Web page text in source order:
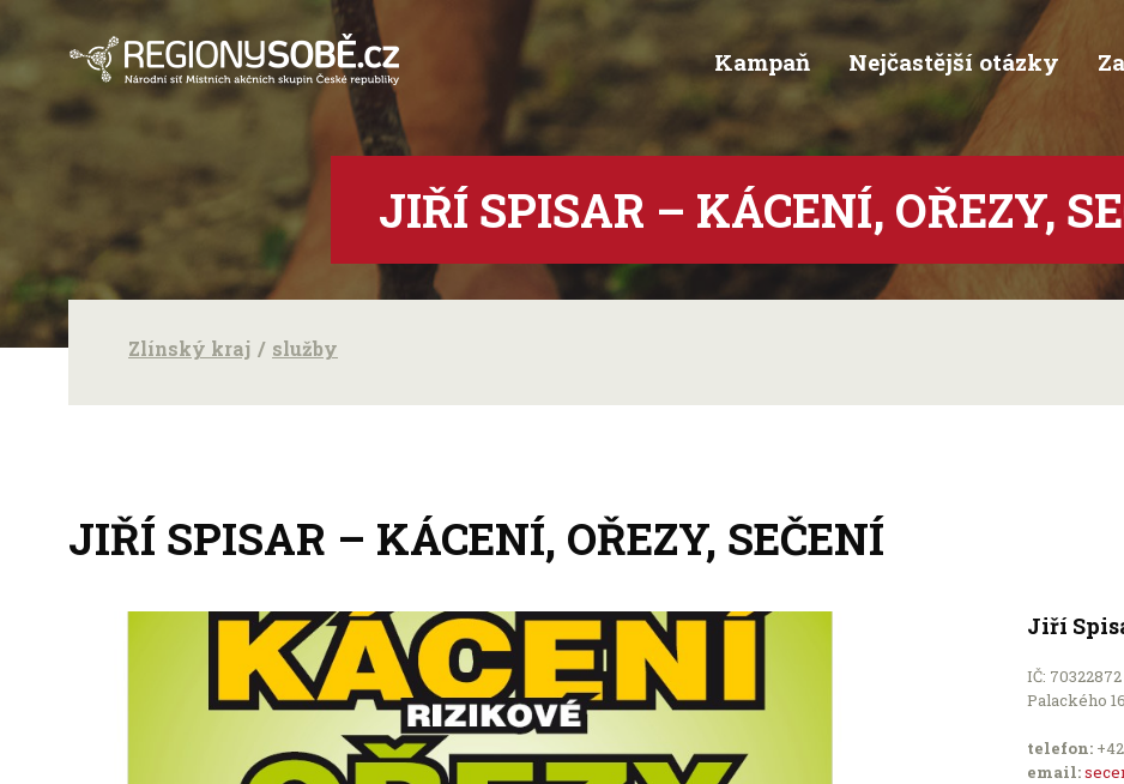
Kampaň Nejčastější otázky
JIŘÍ SPISAR – KÁCENÍ, OŘEZY,
Zlínský kraj služby
JIŘÍ SPISAR – KÁCENÍ, OŘEZY, SEČENÍ
Jiří
IČ: 70322872
Palackého
telefon:
email: